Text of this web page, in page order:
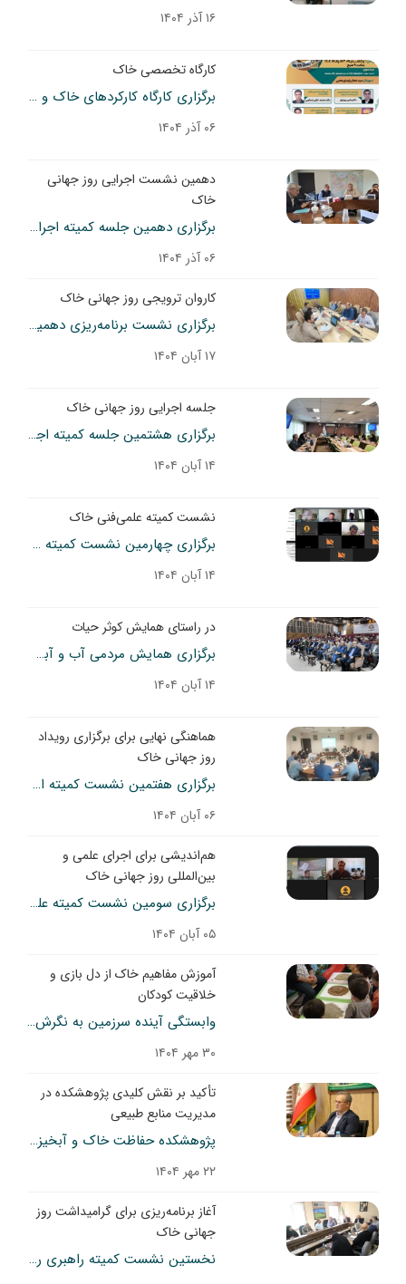
۱۶ آذر ۱۴۰۴
کارگاه تخصصی خاک
برگزاری کارگاه کارکردهای خاک و آسیب‌شناسی شهری
۰۶ آذر ۱۴۰۴
دهمین نشست اجرایی روز جهانی
خاک
برگزاری دهمین جلسه کمیته اجرایی روز جهانی خاک
۰۶ آذر ۱۴۰۴
کاروان ترویجی روز جهانی خاک
برگزاری نشست برنامه‌ریزی دهمین کاروان ترویج کشاورزی ویژه روز جهانی خاک
۱۷ آبان ۱۴۰۴
جلسه اجرایی روز جهانی خاک
برگزاری هشتمین جلسه کمیته اجرایی روز جهانی خاک
۱۴ آبان ۱۴۰۴
نشست کمیته علمی‌فنی خاک
برگزاری چهارمین نشست کمیته علمی‌فنی روز جهانی خاک
۱۴ آبان ۱۴۰۴
در راستای همایش کوثر حیات
برگزاری همایش مردمی آب و آبخوانداری «کوثر حیات» در فسا
۱۴ آبان ۱۴۰۴
هماهنگی نهایی برای برگزاری رویداد
روز جهانی خاک
برگزاری هفتمین نشست کمیته اجرایی روز جهانی خاک در معاونت آب و خاک
۰۶ آبان ۱۴۰۴
هم‌اندیشی برای اجرای علمی و
بین‌المللی روز جهانی خاک
برگزاری سومین نشست کمیته علمی–فنی روز جهانی خاک در سازمان منابع طبیعی و آبخیزداری
۰۵ آبان ۱۴۰۴
آموزش مفاهیم خاک از دل بازی و
خلاقیت کودکان
وابستگی آینده سرزمین به نگرش کودکان امروز
۳۰ مهر ۱۴۰۴
تأکید بر نقش کلیدی پژوهشکده در
مدیریت منابع طبیعی
پژوهشکده حفاظت خاک و آبخیزداری؛ خط مقدم مقابله با خشکسالی، فرسایش و تغییر اقلیم
۲۲ مهر ۱۴۰۴
آغاز برنامه‌ریزی برای گرامیداشت روز
جهانی خاک
نخستین نشست کمیته راهبری روز جهانی خاک با حضور نماینده پژوهشکده حفاظت خاک و آبخیزداری برگزار شد.